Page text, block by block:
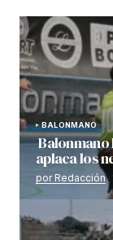
BALONMANO
Balonmano
aplaca los
por Redacción